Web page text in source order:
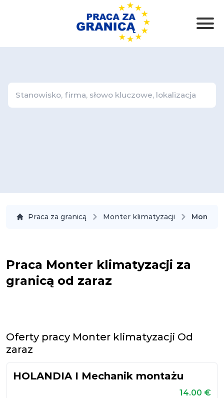
Praca za granicą Monter klimatyzacji Monter
Praca Monter klimatyzacji za
granicą od zaraz
Oferty pracy Monter klimatyzacji Od
zaraz
HOLANDIA I Mechanik montażu
14.00 €